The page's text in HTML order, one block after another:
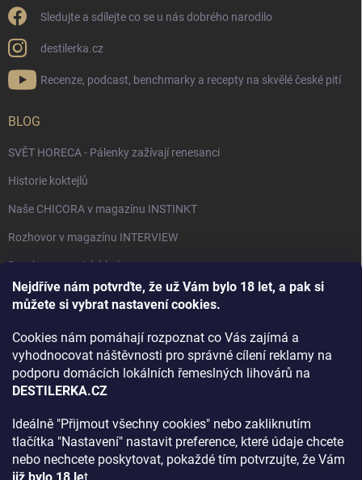
Nejdříve nám potvrďte, že už Vám bylo 18 let, a pak si
můžete si vybrat nastavení cookies.
Cookies nám pomáhají rozpoznat co Vás zajímá a
vyhodnocovat náštěvnosti pro správné cílení reklamy na
podporu domácích lokálních řemeslných lihovárů na
DESTILERKA.CZ
Ideálně "Přijmout všechny cookies" nebo zakliknutím
tlačítka "Nastavení" nastavit preference, které údaje chcete
nebo nechcete poskytovat, pokaždé tím potvrzujte, že Vám
Sledujte a sdílejte co se u nás dobrého narodilo
destilerka.cz
Recenze, podcast, benchmarky a recepty na skvělé české pití
BLOG
SVĚT HORECA - Pálenky zažívají renesanci
Historie koktejlů
Naše CHICORA v magazínu INSTINKT
Rozhovor v magazínu INTERVIEW
Bourbon, americká krása.
Napsali v TÝDNU o naší práci
Rozhovor s DESTILERKA.CZ v magazínu DRINKING-CAT
Jak vybrat dárek na Vánoce
Archiv